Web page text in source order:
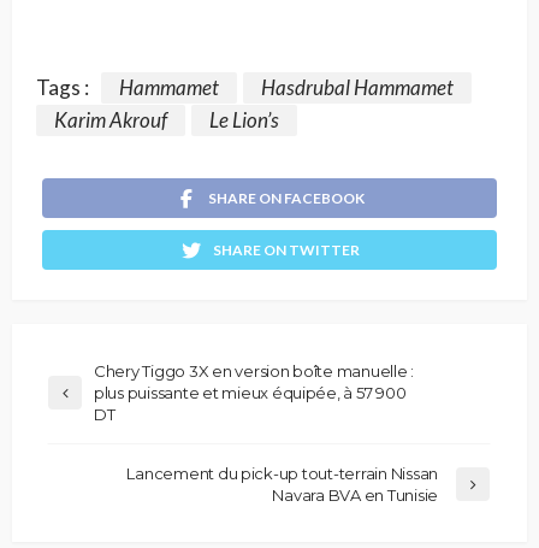
Tags : Hammamet
Hasdrubal Hammamet
Karim Akrouf
Le Lion’s
SHARE ON FACEBOOK
SHARE ON TWITTER
Chery Tiggo 3X en version boîte manuelle :
plus puissante et mieux équipée, à 57 900
DT
Lancement du pick-up tout-terrain Nissan
Navara BVA en Tunisie